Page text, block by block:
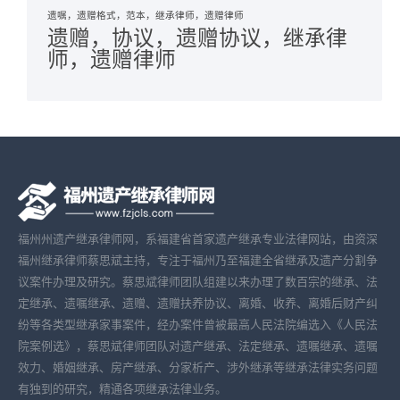
遗嘱，遗赠格式，范本，继承律师，遗赠律师
遗赠，协议，遗赠协议，继承律
师，遗赠律师
福州州遗产继承律师网，系福建省首家遗产继承专业法律网站，由资深
福州继承律师蔡思斌主持，专注于福州乃至福建全省继承及遗产分割争
议案件办理及研究。蔡思斌律师团队组建以来办理了数百宗的继承、法
定继承、遗嘱继承、遗赠、遗赠扶养协议、离婚、收养、离婚后财产纠
纷等各类型继承家事案件，经办案件曾被最高人民法院编选入《人民法
院案例选》，蔡思斌律师团队对遗产继承、法定继承、遗嘱继承、遗嘱
效力、婚姻继承、房产继承、分家析产、涉外继承等继承法律实务问题
有独到的研究，精通各项继承法律业务。